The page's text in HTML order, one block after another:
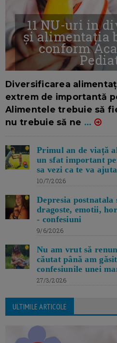
11 NU-uri in
și alimentația
conform
Diversificarea
extrem de importantă
Alimentele trebuie să
nu trebuie să ne ...
Primul an de viață
un sfat important
sa vezi ca te va ajuta
10/7/2026
Depresia
dragoste, emotii,
- confesiuni
9/6/2026
Nu am vrut să
căutat până am
confesiunile unei
27/3/2026
ULTIMILE ARTICOLE